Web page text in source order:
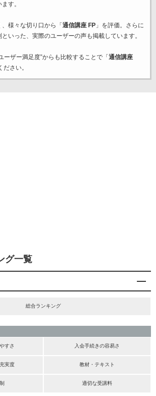
す。
様々な切り口から「 通信講座 FP」を評価。さらに
いった、実際のユーザーの声も掲載しています。
ーザー満足度”からも比較することで「 通信講座
さい。
グ一覧
総合ランキング
すさ 入会手続きの容易さ
実度 教材・テキスト
適切な受講料